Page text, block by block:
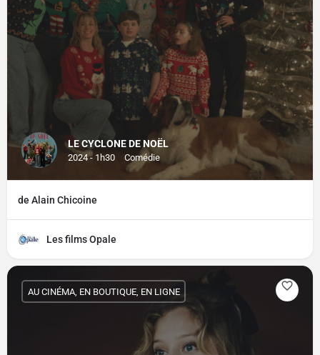
LE CYCLONE DE NOËL
2024 - 1h30 Comédie
de Alain Chicoine
Les films Opale
AU CINÉMA, EN BOUTIQUE, EN LIGNE